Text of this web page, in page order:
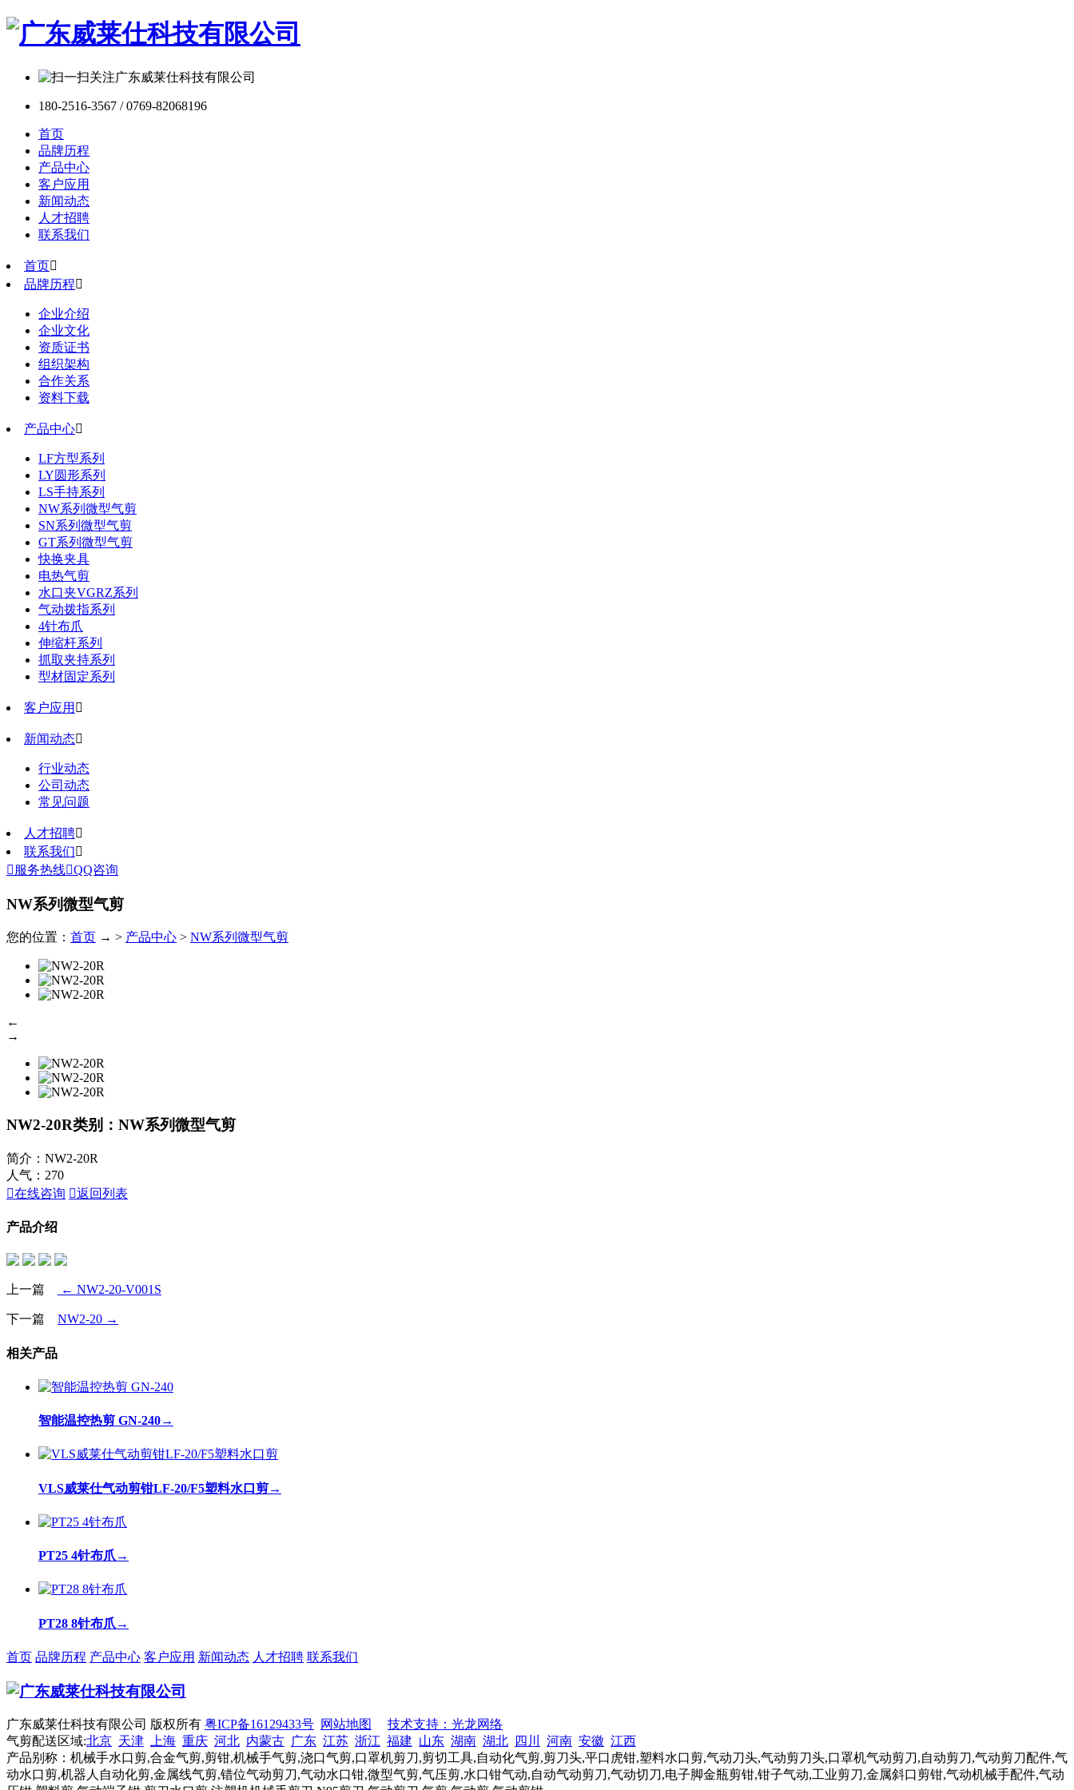
180-2516-3567 / 0769-82068196
首页
品牌历程
产品中心
客户应用
新闻动态
人才招聘
联系我们
首页
品牌历程
企业介绍
企业文化
资质证书
组织架构
合作关系
资料下载
产品中心
LF方型系列
LY圆形系列
LS手持系列
NW系列微型气剪
SN系列微型气剪
GT系列微型气剪
快换夹具
电热气剪
水口夹VGRZ系列
气动拨指系列
4针布爪
伸缩杆系列
抓取夹持系列
型材固定系列
客户应用 
新闻动态
行业动态
公司动态
常见问题
人才招聘
联系我们
 服务热线QQ咨询
NW系列微型气剪
您的位置： 首页 → > 产品中心 > NW系列微型气剪
←
→
NW2-20R类别：NW系列微型气剪
简介：NW2-20R
人气： 270
在线咨询 返回列表
产品介绍
上一篇 ← NW2-20-V001S
下一篇 NW2-20 →
相关产品
智能温控热剪 GN-240→
VLS威莱仕气动剪钳LF-20/F5塑料水口剪→
PT25 4针布爪 →
PT28 8针布爪 →
首页 品牌历程 产品中心 客户应用 新闻动态 人才招聘 联系我们
广东威莱仕科技有限公司 版权所有 粤ICP备16129433号 网站地图
技术支持：光龙网络
气剪配送区域:北京 天津 上海 重庆 河北 内蒙古 广东 江苏 浙江 福建 山东 湖南 湖北 四川 河南 安徽 江西
产品别称：机械手水口剪,合金气剪,剪钳,机械手气剪,浇口气剪,口罩机剪刀,剪切工具,自动化气剪,剪刀头,平口虎钳,塑料水口剪,气动刀头,气动剪刀头,口罩机气动剪刀,自动剪刀,气动剪刀配件,气
动水口剪,机器人自动化剪,金属线气剪,错位气动剪刀,气动水口钳,微型气剪,气压剪,水口钳气动,自动气动剪刀,气动切刀,电子脚金瓶剪钳,钳子气动,工业剪刀,金属斜口剪钳,气动机械手配件,气动